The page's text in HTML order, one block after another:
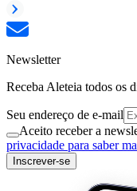
Newsletter
Receba Aleteia todos os
Seu endereço de e-mail
Aceito receber a
privacidade para saber
Inscrever-se